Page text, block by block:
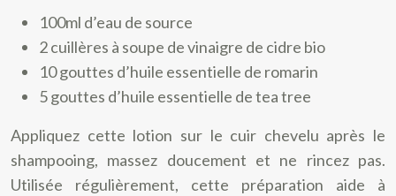
100ml d’eau de source
2 cuillères à soupe de vinaigre de cidre bio
10 gouttes d’huile essentielle de romarin
5 gouttes d’huile essentielle de tea tree
Appliquez cette lotion sur le cuir chevelu après le
shampooing, massez doucement et ne rincez pas.
Utilisée régulièrement, cette préparation aide à